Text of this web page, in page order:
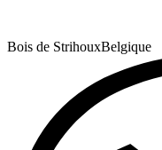
Bois de StrihouxBelgique